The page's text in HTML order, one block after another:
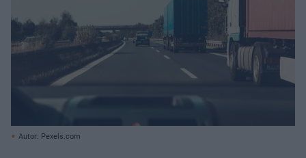
Autor: Pexels.com